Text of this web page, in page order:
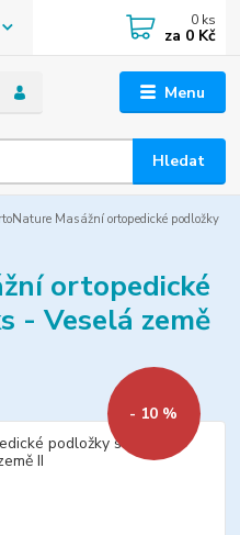
Menu
Hledat
0 ks
za 0 Kč
Masážní ortopedické podložky
ortopedické
- Veselá země
- 10 %